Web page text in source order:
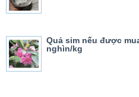
Quả sim nếu được
nghìn/kg